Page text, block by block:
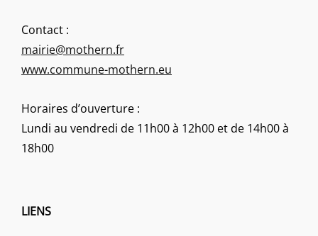
Contact :
mairie@mothern.fr
www.commune-mothern.eu
Horaires d’ouverture :
Lundi au vendredi de 11h00 à 12h00 et de 14h00 à
18h00
LIENS